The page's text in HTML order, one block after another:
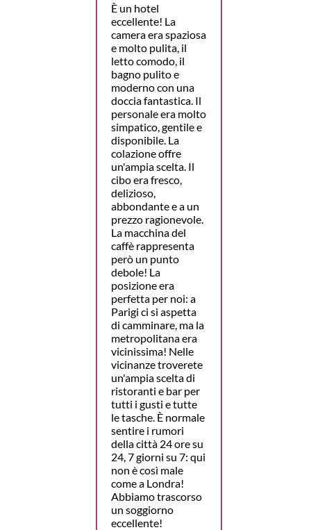
È un hotel
eccellente! La
camera era spaziosa
e molto pulita, il
letto comodo, il
bagno pulito e
moderno con una
doccia fantastica. Il
personale era molto
simpatico, gentile e
disponibile. La
colazione offre
un'ampia scelta. Il
cibo era fresco,
delizioso,
abbondante e a un
prezzo ragionevole.
La macchina del
caffè rappresenta
però un punto
debole! La
posizione era
perfetta per noi: a
Parigi ci si aspetta
di camminare, ma la
metropolitana era
vicinissima! Nelle
vicinanze troverete
un'ampia scelta di
ristoranti e bar per
tutti i gusti e tutte
le tasche. È normale
sentire i rumori
della città 24 ore su
24, 7 giorni su 7: qui
non è così male
come a Londra!
Abbiamo trascorso
un soggiorno
eccellente!